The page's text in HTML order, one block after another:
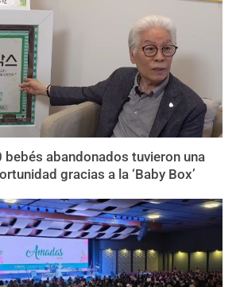
bebés abandonados tuvieron una
gracias a la ‘Baby Box’